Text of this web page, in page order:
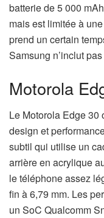
batterie de 5 000
mais est limitée à
prend un certain
Samsung n’inclut
Motorola
Le Motorola Edge 30
design et
subtil qui utilise un
arrière en acrylique
le téléphone assez
fin à 6,79 mm. Les
un SoC Qualcomm